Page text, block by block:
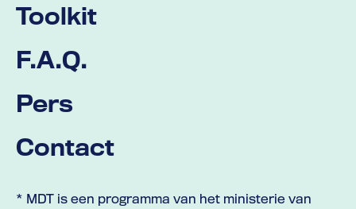
Toolkit
F.A.Q.
Pers
Contact
* MDT is een programma van het ministerie van